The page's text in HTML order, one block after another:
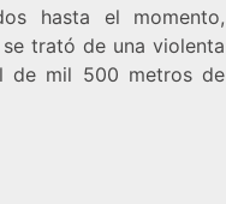
hasta el momento,
trató de una violenta
de mil 500 metros de